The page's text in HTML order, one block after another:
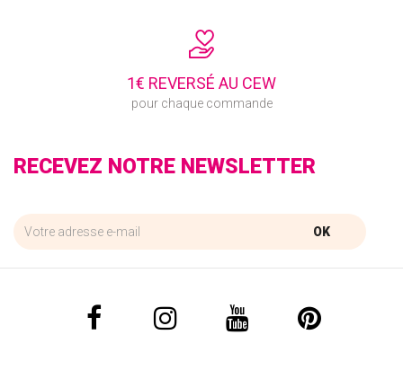
1€ REVERSÉ AU CEW
pour chaque commande
RECEVEZ NOTRE NEWSLETTER
OK